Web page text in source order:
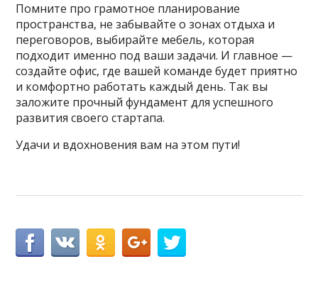
Помните про грамотное планирование
пространства, не забывайте о зонах отдыха и
переговоров, выбирайте мебель, которая
подходит именно под ваши задачи. И главное —
создайте офис, где вашей команде будет приятно
и комфортно работать каждый день. Так вы
заложите прочный фундамент для успешного
развития своего стартапа.
Удачи и вдохновения вам на этом пути!